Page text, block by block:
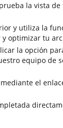
la vista
y utiliza la
optimizar tu
la opción
equipo de
el